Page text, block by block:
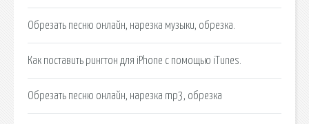
Обрезать песню онлайн, нарезка музыки, обрезка.
Как поставить рингтон для iPhone с помощью iTunes.
Обрезать песню онлайн, нарезка mp3, обрезка